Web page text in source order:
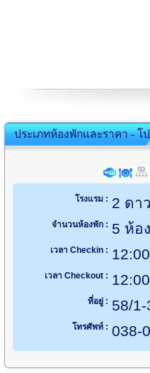
ประเภทห้องพักและราคา -
โรงแรม : 2 ดา
จำนวนห้องพัก : 5 ห้อง
เวลา Checkin :
เวลา Checkout :
ที่อยู่ : 58/
โทรศัพท์ : 038-